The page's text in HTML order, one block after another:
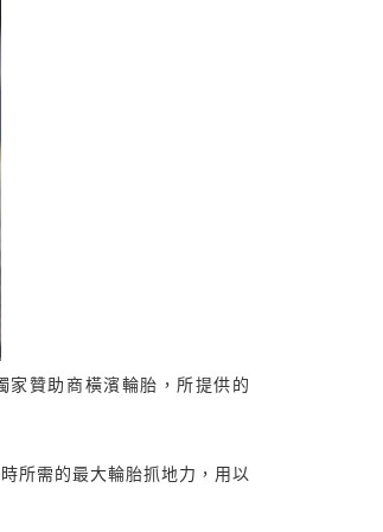
贊助商橫濱輪胎，所提供的
所需的最大輪胎抓地力，用以